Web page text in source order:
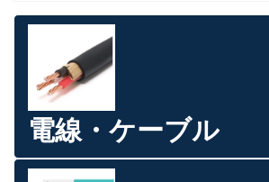
電線・ケーブル